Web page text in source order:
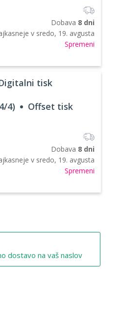
Dobava 8 dni
v sredo, 19. avgusta
Spremeni
tisk
4) Offset tisk
Dobava 8 dni
v sredo, 19. avgusta
Spremeni
dostavo na vaš naslov